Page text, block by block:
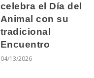
celebra el Día del
Animal con su
tradicional
Encuentro
04/13/2026